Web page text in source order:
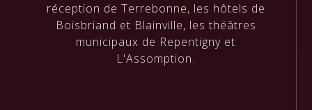
réception de Terrebonne, les hôtels de
Boisbriand et Blainville, les théâtres
municipaux de Repentigny et
L'Assomption.